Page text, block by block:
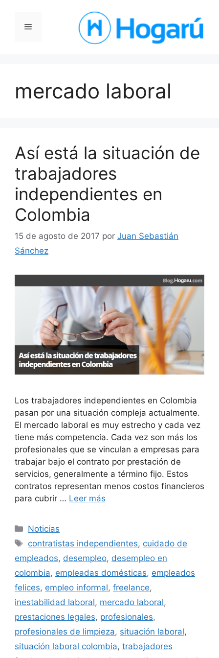
contenidoMenú
mercado laboral
Así está la situación de
trabajadores
independientes en
Colombia
15 de agosto de 2017 por Juan Sebastián
Sánchez
Los trabajadores independientes en Colombia
pasan por una situación compleja actualmente.
El mercado laboral es muy estrecho y cada vez
tiene más competencia. Cada vez son más los
profesionales que se vinculan a empresas para
trabajar bajo el contrato por prestación de
servicios, generalmente a término fijo. Estos
contratos representan menos costos financieros
para cubrir … Leer más
Categorías
Noticias
Etiquetas
contratistas independientes, cuidado de
empleados, desempleo, desempleo en
colombia, empleadas domésticas, empleados
felices, empleo informal, freelance,
inestabilidad laboral, mercado laboral,
prestaciones legales, profesionales,
profesionales de limpieza, situación laboral,
situación laboral colombia, trabajadores